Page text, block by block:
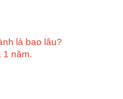
là bao lâu?
1 năm.